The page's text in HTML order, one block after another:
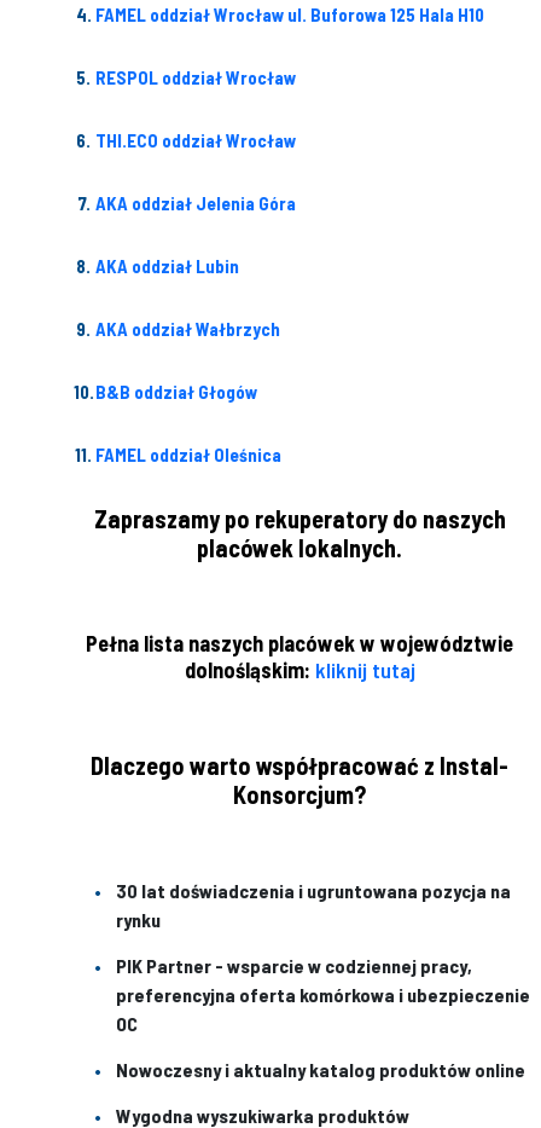
FAMEL oddział Wrocław ul. Buforowa 125 Hala H10
RESPOL oddział Wrocław
THI.ECO oddział Wrocław
AKA oddział Jelenia Góra
AKA oddział Lubin
AKA oddział Wałbrzych
B&B oddział Głogów
FAMEL oddział Oleśnica
Zapraszamy po rekuperatory do naszych
placówek lokalnych.
Pełna lista naszych placówek w województwie
dolnośląskim: kliknij tutaj
Dlaczego warto współpracować z Instal-
Konsorcjum?
30 lat doświadczenia i ugruntowana pozycja na
rynku
PIK Partner - wsparcie w codziennej pracy,
preferencyjna oferta komórkowa i ubezpieczenie
OC
Nowoczesny i aktualny katalog produktów online
Wygodna wyszukiwarka produktów